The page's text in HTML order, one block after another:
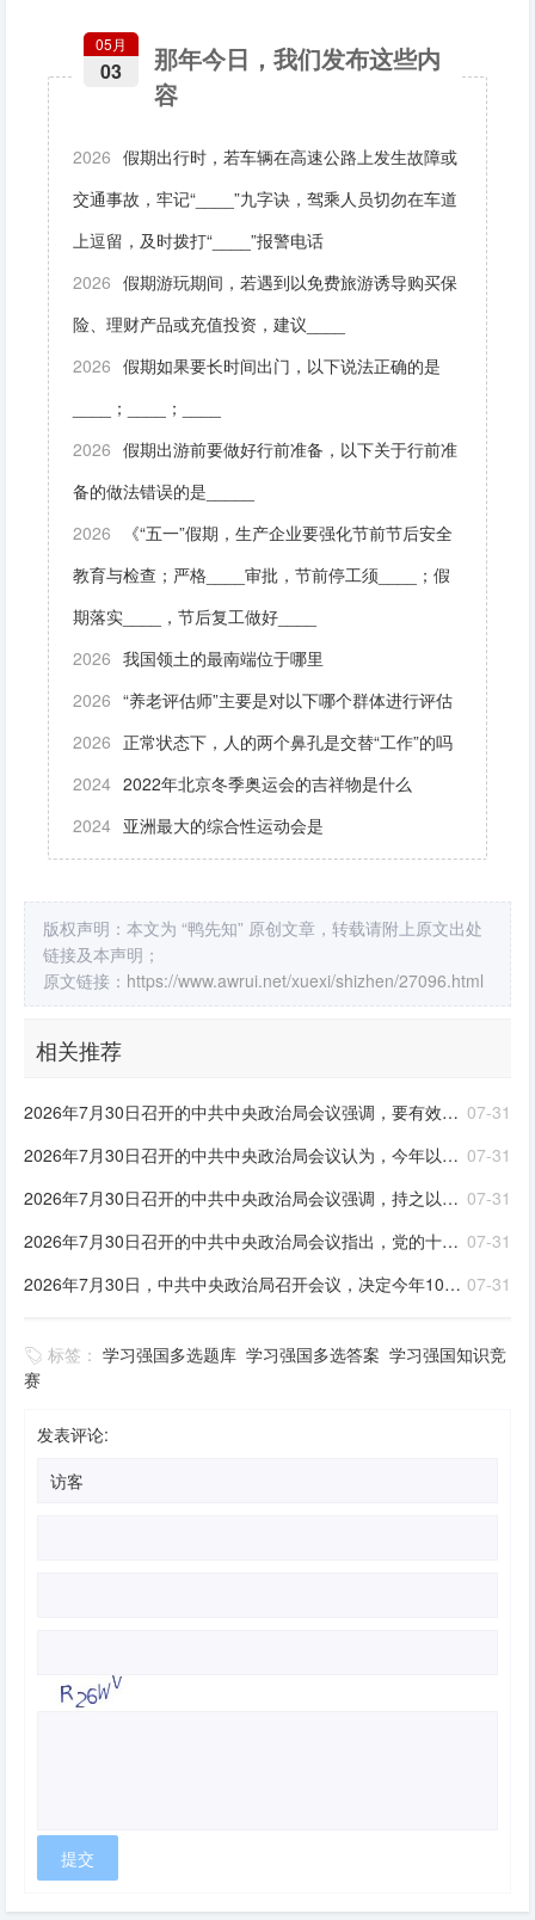
那年今日，我们发布这些内
容
05月
03
2026 假期出行时，若车辆在高速公路上发生故障或
交通事故，牢记“____”九字诀，驾乘人员切勿在车道
上逗留，及时拨打“____”报警电话
2026 假期游玩期间，若遇到以免费旅游诱导购买保
险、理财产品或充值投资，建议____
2026 假期如果要长时间出门，以下说法正确的是
____；____；____
2026 假期出游前要做好行前准备，以下关于行前准
备的做法错误的是_____
2026
《“五一”假期，生产企业要强化节前节后安全
教育与检查；严格____审批，节前停工须____；假
期落实____，节后复工做好____
2026 我国领土的最南端位于哪里
2026 “养老评估师”主要是对以下哪个群体进行评估
2026 正常状态下，人的两个鼻孔是交替“工作”的吗
2024 2022年北京冬季奥运会的吉祥物是什么
2024 亚洲最大的综合性运动会是
版权声明：本文为 “鸭先知” 原创文章，转载请附上原文出处
链接及本声明；
原文链接： https://www.awrui.net/xuexi/shizhen/27096.html
相关推荐
07-31
2026年7月30日召开的中共中央政治局会议强调，要有效扩大____，适应不同群体消费需求扩大优质供给，挖掘____潜力。扎实推进____规划建设。加快现代化产业体系建设，加强对基础研究的长期稳定支持，深入实施“人工智能+”行动，发展____，完善人工智能治理体系。积极推动前沿技术突破和未来产业发展，着力打造____，持续推动传统产业改造升级
07-31
2026年7月30日召开的中共中央政治局会议认为，今年以来，以习近平同志为核心的党中央团结带领全党全国各族人民锐意进取、奋勇拼搏，坚持统筹国内国际两个大局，统筹发展和安全，有效应对各种外部冲击和内部困难，我国经济呈现____、____的发展态势。同时，要高度重视经济运行中的困难挑战，坚定信心，迎难而上，用好各种机遇和优势，推动高质量发展行稳致远
07-31
2026年7月30日召开的中共中央政治局会议强调，持之以恒推进全面从严治党要坚持马克思列宁主义、毛泽东思想、邓小平理论、“三个代表”重要思想、科学发展观，全面贯彻____，深入学习贯彻____，落实____，以____为根本，坚持和加强党中央集中统一领导，着眼于提高党的长期执政能力、保持党的先进性和纯洁性、保持党同人民群众的血肉联系，坚持严的基调不动摇，健全全面从严治党体系，以党的政治建设为统领，全面推进党的各方面建设，充分激发全党积极性主动性创造性，不断实现党的自我净化、自我完善、自我革新、自我提高，确保党始终成为走在时代前列、人民衷心拥护、经得起各种风浪考验、朝气蓬勃的马克思主义执政党，始终成为中国特色社会主义事业的坚强领导核心。 ①习近平新时代中国特色社会主义思想②习近平党建思想③新时代党的建设总要求④党章。
07-31
2026年7月30日召开的中共中央政治局会议指出，党的十八大以来，全面从严治党取得伟大成就，开辟了百年大党____新境界，推动党和国家事业取得历史性成就、发生历史性变革，党和人民赢得强党强国的历史主动。同时，随着世情国情党情发生深刻变化，全面从严治党也面临许多新情况新问题。全党必须从巩固____、实现____的战略高度，深刻认识持之以恒推进全面从严治党的重大意义，坚定信心，保持定力，以____把新时代全面从严治党宝贵经验坚持好、运用好，把党的建设面临的突出问题整治好、解决好，把管党治党形成的良好政治局面巩固好、发展好
07-31
2026年7月30日，中共中央政治局召开会议，决定今年10月在北京召开中国共产党第二十届中央委员会____全体会议，主要议程是，中共中央政治局向中央委员会报告工作，研究____若干重大问题。会议分析研究当前经济形势，部署____经济工作。中共中央总书记习近平主持会议
标签： 学习强国多选题库 学习强国多选答案 学习强国知识竞
赛
发表评论: